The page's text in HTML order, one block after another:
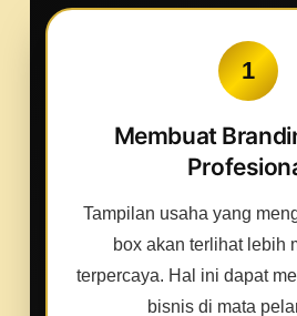
1
Membuat
Tampilan usaha yang
box akan terlihat lebih
terpercaya. Hal ini dapat
bisnis di mata